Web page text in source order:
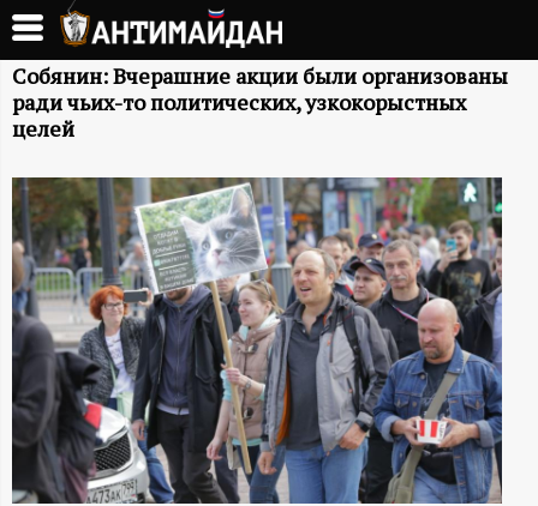
Перейти
основному
содержанию
А
Н
Т
И
М
А
Й
Д
Собянин: Вчерашние акции были организованы
ради чьих-то политических, узкокорыстных
целей